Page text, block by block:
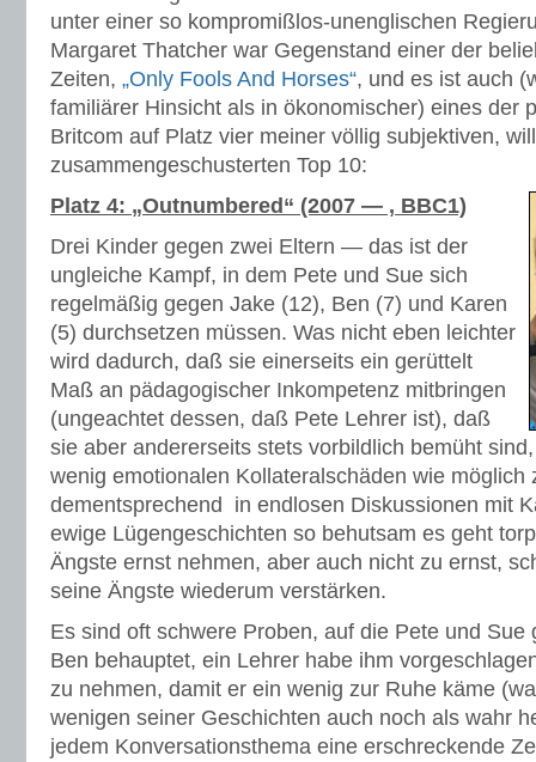
unter einer so kompromißlos-unenglischen
Margaret Thatcher war Gegenstand einer der
Zeiten, „Only Fools And Horses“, und es ist auch
familiärer Hinsicht als in ökonomischer) eines der
Britcom auf Platz vier meiner völlig subjektiven,
zusammengeschusterten Top 10:
Platz 4: „Outnumbered“ (2007 — , BBC1)
Drei Kinder gegen zwei Eltern — das ist der
ungleiche Kampf, in dem Pete und Sue sich
regelmäßig gegen Jake (12), Ben (7) und Karen
(5) durchsetzen müssen. Was nicht eben leichter
wird dadurch, daß sie einerseits ein gerüttelt
Maß an pädagogischer Inkompetenz mitbringen
(ungeachtet dessen, daß Pete Lehrer ist), daß
sie aber andererseits stets vorbildlich bemüht
wenig emotionalen Kollateralschäden wie möglich
dementsprechend in endlosen Diskussionen mit
ewige Lügengeschichten so behutsam es geht
Ängste ernst nehmen, aber auch nicht zu ernst,
seine Ängste wiederum verstärken.
Es sind oft schwere Proben, auf die Pete und Sue
Ben behauptet, ein Lehrer habe ihm
zu nehmen, damit er ein wenig zur Ruhe käme
wenigen seiner Geschichten auch noch als wahr
jedem Konversationsthema eine erschreckende